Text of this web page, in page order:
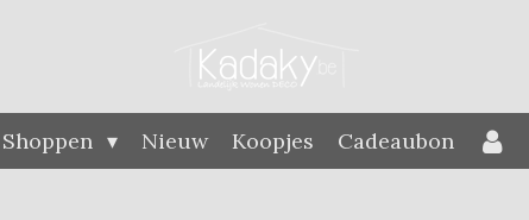
Shoppen Nieuw Koopjes Cadeaubon